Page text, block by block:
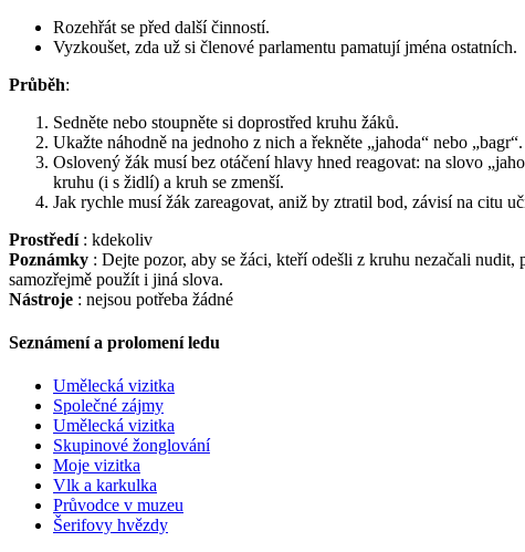
Rozehřát se před další činností.
Vyzkoušet, zda už si členové parlamentu pamatují jména ostatních.
Průběh:
Sedněte nebo stoupněte si doprostřed kruhu žáků.
Ukažte náhodně na jednoho z nich a řekněte „jahoda“ nebo „bagr“.
Oslovený žák musí bez otáčení hlavy hned reagovat: na slovo
kruhu (i s židlí) a kruh se zmenší.
Jak rychle musí žák zareagovat, aniž by ztratil bod, závisí na citu
Prostředí : kdekoliv
Poznámky : Dejte pozor, aby se žáci, kteří odešli z kruhu nezačali
samozřejmě použít i jiná slova.
Nástroje : nejsou potřeba žádné
Seznámení a prolomení ledu
Umělecká vizitka
Společné zájmy
Umělecká vizitka
Skupinové žonglování
Moje vizitka
Vlk a karkulka
Průvodce v muzeu
Šerifovy hvězdy